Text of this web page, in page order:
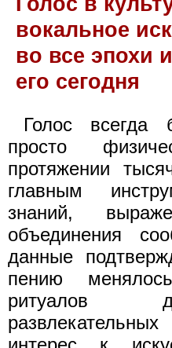
вокальное
во все эпохи
его сегодня
Голос
просто
протяжении
главным
знаний,
объединения
данные
пению
ритуалов